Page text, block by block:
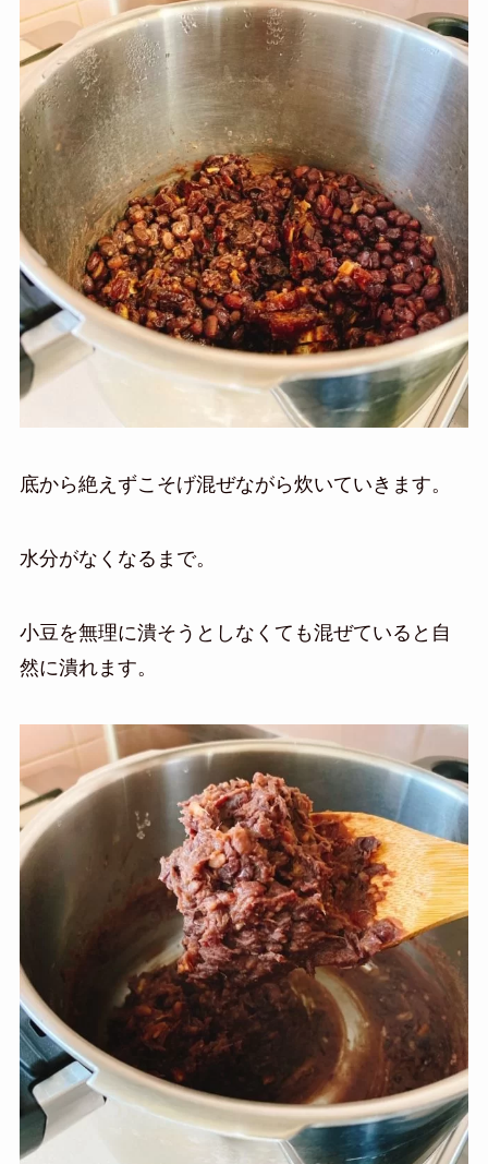
底から絶えずこそげ混ぜながら炊いていきます。
水分がなくなるまで。
小豆を無理に潰そうとしなくても混ぜていると自
然に潰れます。